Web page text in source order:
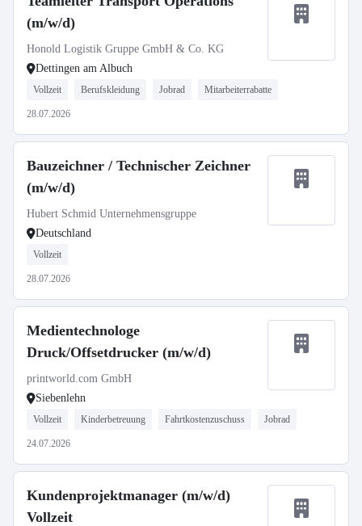
(m/w/d)
Honold Logistik Gruppe GmbH & Co. KG
Dettingen am Albuch
Vollzeit Berufskleidung Jobrad Mitarbeiterrabatte
28.07.2026
Bauzeichner / Technischer Zeichner
(m/w/d)
Hubert Schmid Unternehmensgruppe
Deutschland
Vollzeit
28.07.2026
Medientechnologe
Druck/Offsetdrucker (m/w/d)
printworld.com GmbH
Siebenlehn
Vollzeit Kinderbetreuung Fahrtkostenzuschuss Jobrad
24.07.2026
Kundenprojektmanager (m/w/d)
Vollzeit